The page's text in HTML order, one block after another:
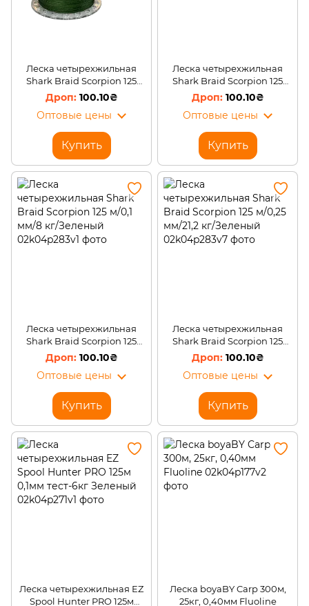
Леска четырехжильная
Shark Braid Scorpion 125
м/0,14 мм/10 кг/Зеленый
100.10₴
Оптовые цены
Купить
Леска четырехжильная
Shark Braid Scorpion 125
м/0,12 мм/9,4 кг/Зеленый
100.10₴
Оптовые цены
Купить
Леска четырехжильная
Shark Braid Scorpion 125
м/0,1 мм/8 кг/Зеленый
100.10₴
Оптовые цены
Купить
Леска четырехжильная
Shark Braid Scorpion 125
м/0,25 мм/21,2 кг/Зеленый
100.10₴
Оптовые цены
Купить
Леска четырехжильная EZ
Spool Hunter PRO 125м
Леска boyaBY Carp 300м,
25кг, 0,40мм Fluoline